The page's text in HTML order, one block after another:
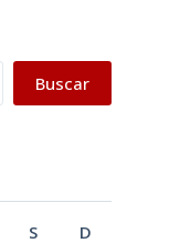
Buscar
S D